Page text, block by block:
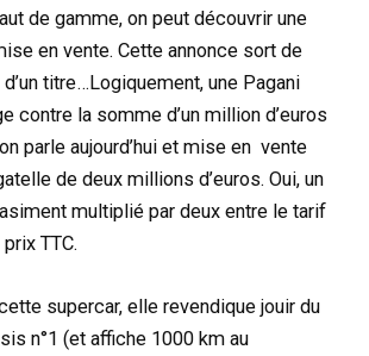
de gamme, on peut découvrir une
en vente. Cette annonce sort de
d’un titre… Logiquement, une Pagani
contre la somme d’un million d’euros
parle aujourd’hui et mise en vente
de deux millions d’euros. Oui, un
multiplié par deux entre le tarif
TTC.
supercar, elle revendique jouir du
n°1 (et affiche 1000 km au